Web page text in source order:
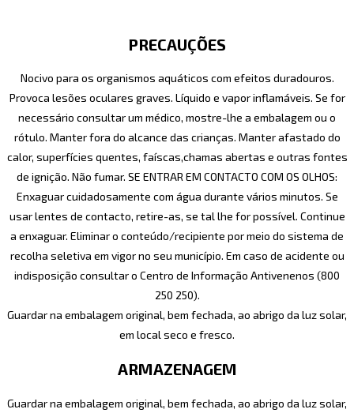
PRECAUÇÕES
Nocivo para os organismos aquáticos com efeitos duradouros.
Provoca lesões oculares graves. Líquido e vapor inflamáveis. Se for
necessário consultar um médico, mostre-lhe a embalagem ou o
rótulo. Manter fora do alcance das crianças. Manter afastado do
calor, superfícies quentes, faíscas,chamas abertas e outras fontes
de ignição. Não fumar. SE ENTRAR EM CONTACTO COM OS OLHOS:
Enxaguar cuidadosamente com água durante vários minutos. Se
usar lentes de contacto, retire-as, se tal lhe for possível. Continue
a enxaguar. Eliminar o conteúdo/recipiente por meio do sistema de
recolha seletiva em vigor no seu município. Em caso de acidente ou
indisposição consultar o Centro de Informação Antivenenos (800
250 250).
Guardar na embalagem original, bem fechada, ao abrigo da luz solar,
em local seco e fresco.
ARMAZENAGEM
Guardar na embalagem original, bem fechada, ao abrigo da luz solar,